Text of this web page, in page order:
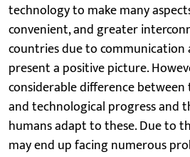
technology to make many
convenient, and greater
countries due to
present a positive picture.
considerable difference
and technological progress and
humans adapt to these. Due to
may end up facing numerous